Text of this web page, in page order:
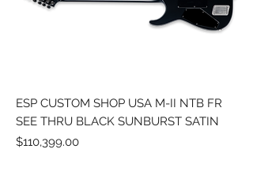
ESP CUSTOM SHOP USA M-II NTB FR
SEE THRU BLACK SUNBURST SATIN
Precio
$110,399.00